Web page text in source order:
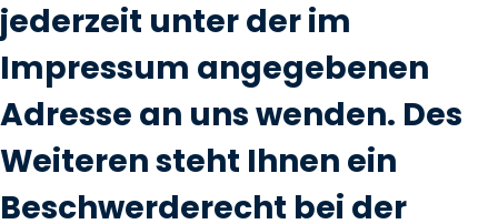
jederzeit unter der im
Impressum angegebenen
Adresse an uns wenden. Des
Weiteren steht Ihnen ein
Beschwerderecht bei der